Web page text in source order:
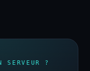
SERVEUR ?